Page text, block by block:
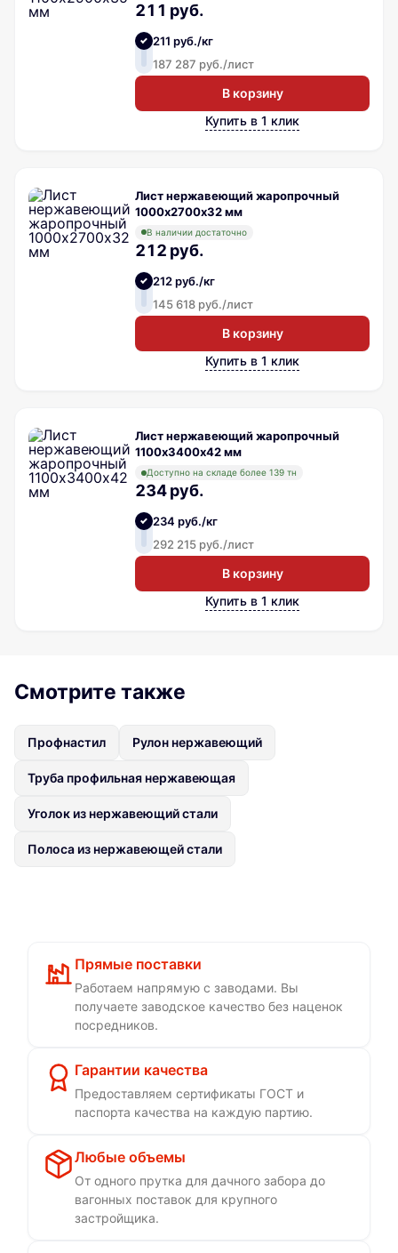
211 руб.
211 руб./кг
187 287 руб./лист
В корзину
Купить в 1 клик
Лист нержавеющий жаропрочный
1000х2700х32 мм
В наличии достаточно
212 руб.
212 руб./кг
145 618 руб./лист
В корзину
Купить в 1 клик
Лист нержавеющий жаропрочный
1100х3400х42 мм
Доступно на складе более 139 тн
234 руб.
234 руб./кг
292 215 руб./лист
В корзину
Купить в 1 клик
Смотрите также
Профнастил Рулон нержавеющий
Труба профильная нержавеющая
Уголок из нержавеющий стали
Полоса из нержавеющей стали
Прямые поставки
Работаем напрямую с заводами. Вы
получаете заводское качество без наценок
посредников.
Гарантии качества
Предоставляем сертификаты ГОСТ и
паспорта качества на каждую партию.
Любые объемы
От одного прутка для дачного забора до
вагонных поставок для крупного
застройщика.